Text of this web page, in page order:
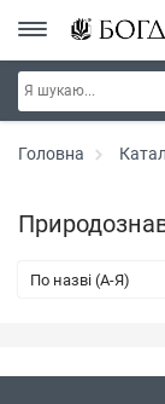
Головна
По назві (A-Я)